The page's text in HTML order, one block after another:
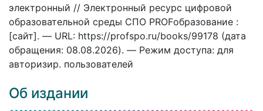
электронный // Электронный ресурс цифровой
образовательной среды СПО PROFобразование :
[сайт]. — URL: https://profspo.ru/books/99178 (дата
обращения: 08.08.2026). — Режим доступа: для
авторизир. пользователей
Об издании